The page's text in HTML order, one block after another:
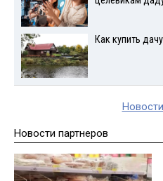
Как купить
Новости партнеров